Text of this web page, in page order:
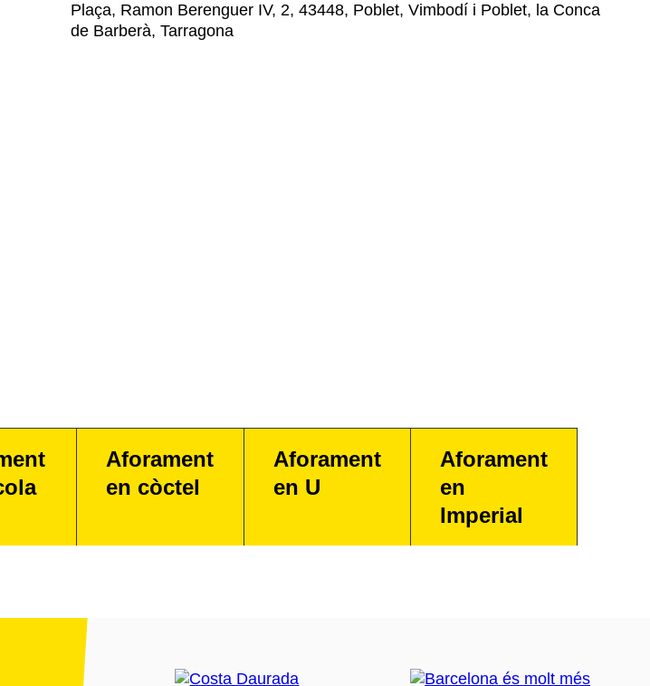
Plaça, Ramon Berenguer IV, 2, 43448, Poblet, Vimbodí i Poblet, la Conca
de Barberà, Tarragona
Aforament
en còctel
Aforament
en U
Aforament
en
Imperial